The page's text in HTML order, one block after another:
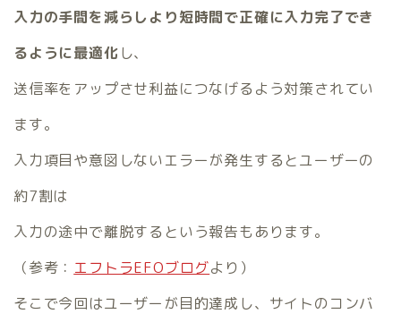
入力の手間を減らしより短時間で正確に入力完了でき
るように最適化し、
送信率をアップさせ利益につなげるよう対策されてい
ます。
入力項目や意図しないエラーが発生するとユーザーの
約7割は
入力の途中で離脱するという報告もあります。
（参考： エフトラEFOブログより）
そこで今回はユーザーが目的達成し、サイトのコンバ